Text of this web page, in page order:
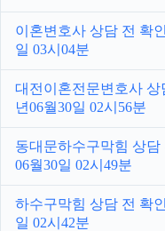
이혼변호사 상담 전 확
일 03시04분
대전이혼전문변호사 상
년06월30일 02시56분
동대문하수구막힘 상담
06월30일 02시49분
하수구막힘 상담 전 확
일 02시42분